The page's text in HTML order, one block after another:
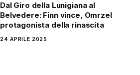
Dal Giro della Lunigiana al
Belvedere: Finn vince, Omrzel
protagonista della rinascita
24 APRILE 2025